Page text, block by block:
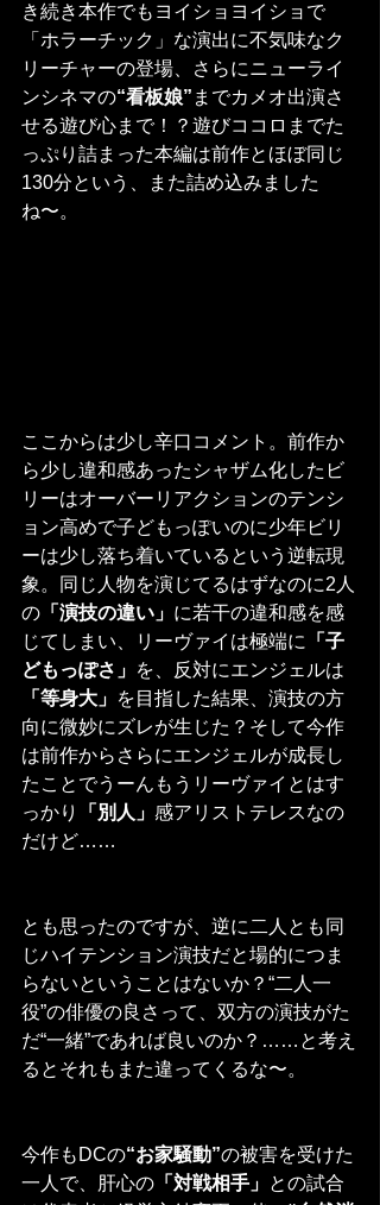
き続き本作でもヨイショヨイショで
「ホラーチック」な演出に不気味なク
リーチャーの登場、さらにニューライ
ンシネマの“看板娘” までカメオ出演さ
せる遊び心まで！？遊びココロまでた
っぷり詰まった本編は前作とほぼ同じ
130分という、また詰め込みました
ね〜。
ここからは少し辛口コメント。前作か
ら少し違和感あったシャザム化したビ
リーはオーバーリアクションのテンシ
ョン高めで子どもっぽいのに少年ビリ
ーは少し落ち着いているという逆転現
象。同じ人物を演じてるはずなのに2人
の 「演技の違い」 に若干の違和感を感
じてしまい、リーヴァイは極端に
「子
どもっぽさ」 を、反対にエンジェルは
「等身大」 を目指した結果、演技の方
向に微妙にズレが生じた？そして今作
は前作からさらにエンジェルが成長し
たことでうーんもうリーヴァイとはす
っかり
「別人」 感アリストテレスなの
だけど……
とも思ったのですが、逆に二人とも同
じハイテンション演技だと場的につま
らないということはないか？“二人一
役”の俳優の良さって、双方の演技がた
だ“一緒”であれば良いのか？……と考え
るとそれもまた違ってくるな〜。
今作もDCの“お家騒動”の被害を受けた
一人で、肝心の 「対戦相手」 との試合